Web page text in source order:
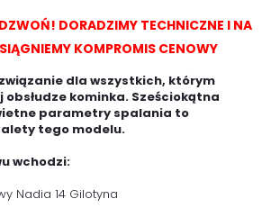
DORADZIMY TECHNICZNE I NA
KOMPROMIS CENOWY
dla wszystkich, którym
obsłudze kominka. Sześciokątna
parametry spalania to
tego modelu.
wchodzi:
Nadia 14 Gilotyna